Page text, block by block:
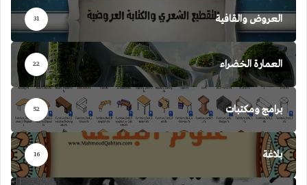
العروض والقافية 31
العمارة الخضراء 22
برامج ومكتبات 52
بلاغة 16